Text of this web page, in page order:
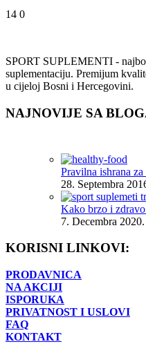
14 0
SPORT SUPLEMENTI -
suplementaciju. Premijum
u cijeloj Bosni i Hercegovini.
NAJNOVIJE SA
Pravilna ishrana za
28. Septembra
Kako brzo i
7. Decembra 2020.
KORISNI LINKOVI:
PRODAVNICA
NA AKCIJI
ISPORUKA
PRIVATNOST I USLOVI
FAQ
KONTAKT